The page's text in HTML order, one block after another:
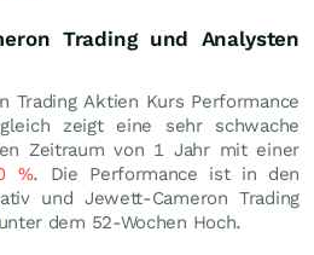
Trading und Analysten
Trading Aktien Kurs Performance
zeigt eine sehr schwache
Zeitraum von 1 Jahr mit einer
%. Die Performance ist in den
und Jewett-Cameron Trading
dem 52-Wochen Hoch.